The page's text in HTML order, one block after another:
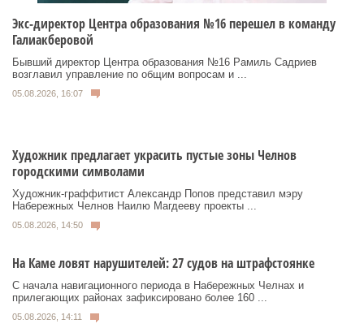
Экс-директор Центра образования №16 перешел в команду
Галиакберовой
Бывший директор Центра образования №16 Рамиль Садриев
возглавил управление по общим вопросам и ...
05.08.2026, 16:07
Художник предлагает украсить пустые зоны Челнов
городскими символами
Художник‑граффитист Александр Попов представил мэру
Набережных Челнов Наилю Магдееву проекты ...
05.08.2026, 14:50
На Каме ловят нарушителей: 27 судов на штрафстоянке
С начала навигационного периода в Набережных Челнах и
прилегающих районах зафиксировано более 160 ...
05.08.2026, 14:11